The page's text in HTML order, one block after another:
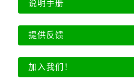
说明手册
提供反馈
加入我们！